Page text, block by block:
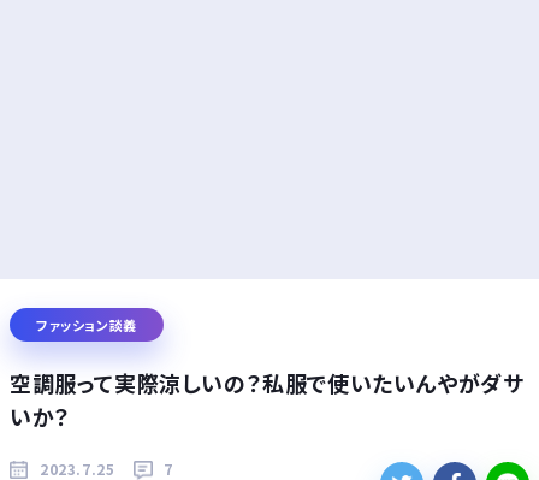
ファッション談義
空調服って実際涼しいの？私服で使いたいんやがダサ
いか？
2023.7.25 7